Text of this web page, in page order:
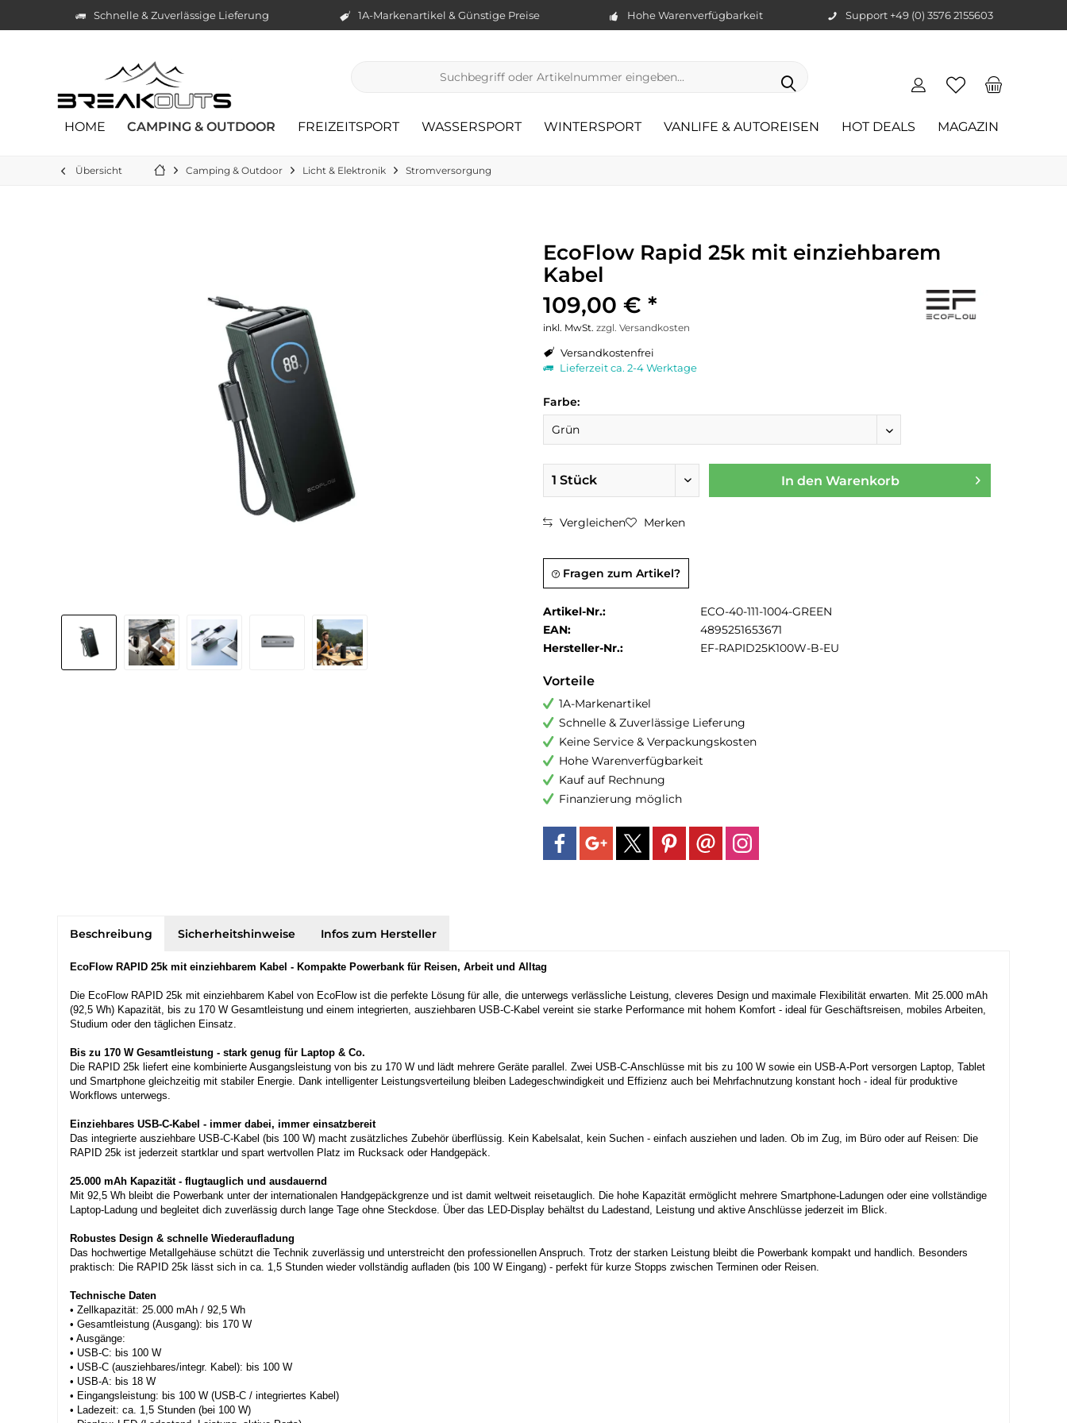
Schnelle & Zuverlässige Lieferung 1A-Markenartikel & Günstige Preise Hohe Warenverfügbarkeit Support +49 (0) 3576 2155603
HOME CAMPING & OUTDOOR FREIZEITSPORT WASSERSPORT WINTERSPORT VANLIFE & AUTOREISEN HOT DEALS MAGAZIN
Übersicht Camping & Outdoor Licht & Elektronik Stromversorgung
EcoFlow Rapid 25k mit einziehbarem
Kabel
109,00 € *
inkl. MwSt. zzgl. Versandkosten
Versandkostenfrei
Lieferzeit ca. 2-4 Werktage
Farbe:
In den Warenkorb
Vergleichen Merken
Fragen zum Artikel?
Artikel-Nr.:
ECO-40-111-1004-GREEN
EAN:
4895251653671
Hersteller-Nr.:
EF-RAPID25K100W-B-EU
Vorteile
1A-Markenartikel
Schnelle & Zuverlässige Lieferung
Keine Service & Verpackungskosten
Hohe Warenverfügbarkeit
Kauf auf Rechnung
Finanzierung möglich
Beschreibung Sicherheitshinweise Infos zum Hersteller
EcoFlow RAPID 25k mit einziehbarem Kabel - Kompakte Powerbank für Reisen, Arbeit und Alltag
Die EcoFlow RAPID 25k mit einziehbarem Kabel von EcoFlow ist die perfekte Lösung für alle, die unterwegs verlässliche Leistung, cleveres Design und maximale Flexibilität erwarten. Mit 25.000 mAh
(92,5 Wh) Kapazität, bis zu 170 W Gesamtleistung und einem integrierten, ausziehbaren USB-C-Kabel vereint sie starke Performance mit hohem Komfort - ideal für Geschäftsreisen, mobiles Arbeiten,
Studium oder den täglichen Einsatz.
Bis zu 170 W Gesamtleistung - stark genug für Laptop & Co.
Die RAPID 25k liefert eine kombinierte Ausgangsleistung von bis zu 170 W und lädt mehrere Geräte parallel. Zwei USB-C-Anschlüsse mit bis zu 100 W sowie ein USB-A-Port versorgen Laptop, Tablet
und Smartphone gleichzeitig mit stabiler Energie. Dank intelligenter Leistungsverteilung bleiben Ladegeschwindigkeit und Effizienz auch bei Mehrfachnutzung konstant hoch - ideal für produktive
Workflows unterwegs.
Einziehbares USB-C-Kabel - immer dabei, immer einsatzbereit
Das integrierte ausziehbare USB-C-Kabel (bis 100 W) macht zusätzliches Zubehör überflüssig. Kein Kabelsalat, kein Suchen - einfach ausziehen und laden. Ob im Zug, im Büro oder auf Reisen: Die
RAPID 25k ist jederzeit startklar und spart wertvollen Platz im Rucksack oder Handgepäck.
25.000 mAh Kapazität - flugtauglich und ausdauernd
Mit 92,5 Wh bleibt die Powerbank unter der internationalen Handgepäckgrenze und ist damit weltweit reisetauglich. Die hohe Kapazität ermöglicht mehrere Smartphone-Ladungen oder eine vollständige
Laptop-Ladung und begleitet dich zuverlässig durch lange Tage ohne Steckdose. Über das LED-Display behältst du Ladestand, Leistung und aktive Anschlüsse jederzeit im Blick.
Robustes Design & schnelle Wiederaufladung
Das hochwertige Metallgehäuse schützt die Technik zuverlässig und unterstreicht den professionellen Anspruch. Trotz der starken Leistung bleibt die Powerbank kompakt und handlich. Besonders
praktisch: Die RAPID 25k lässt sich in ca. 1,5 Stunden wieder vollständig aufladen (bis 100 W Eingang) - perfekt für kurze Stopps zwischen Terminen oder Reisen.
Technische Daten
• Zellkapazität: 25.000 mAh / 92,5 Wh
• Gesamtleistung (Ausgang): bis 170 W
• Ausgänge:
• USB-C: bis 100 W
• USB-C (ausziehbares/integr. Kabel): bis 100 W
• USB-A: bis 18 W
• Eingangsleistung: bis 100 W (USB-C / integriertes Kabel)
• Ladezeit: ca. 1,5 Stunden (bei 100 W)